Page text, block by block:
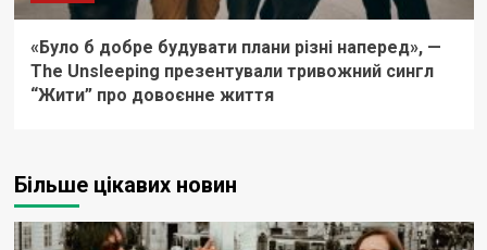
«Було б добре будувати плани різні наперед», —
The Unsleeping презентували тривожний сингл
“Жити” про довоєнне життя
Більше цікавих новин